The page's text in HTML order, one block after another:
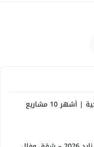
كمبوند بجوار الجامعة الأمريكية | أشهر 10 مشاريع